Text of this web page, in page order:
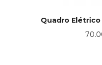
Quadro Elétrico